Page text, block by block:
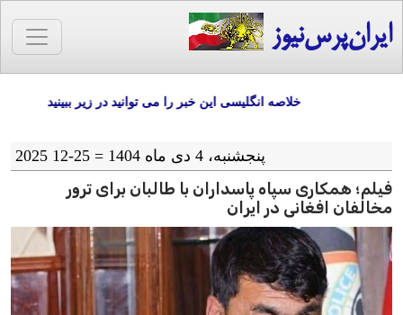
ایران‌پرس‌نیوز
خلاصه انگلیسی این خبر را می توانید در زیر ببینید
پنجشنبه، 4 دی ماه 1404 = 25-12 2025
فیلم؛ همکاری سپاه پاسداران با طالبان برای ترور
مخالفان افغانی در ایران